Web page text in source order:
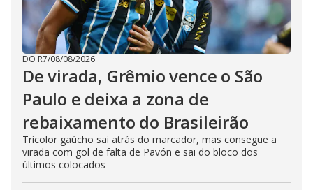
DO R7/08/08/2026
De virada, Grêmio vence o São
Paulo e deixa a zona de
rebaixamento do Brasileirão
Tricolor gaúcho sai atrás do marcador, mas consegue a
virada com gol de falta de Pavón e sai do bloco dos
últimos colocados